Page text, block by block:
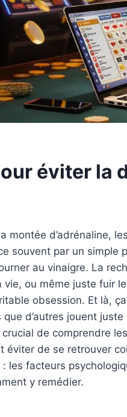
éviter la
montée d’adrénaline,
souvent par un simple
au vinaigre. La
vie, ou même juste fuir
obsession. Et là,
d’autres jouent
crucial de comprendre
éviter de se retrouver
les facteurs
y remédier.